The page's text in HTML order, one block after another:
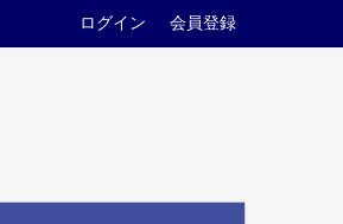
ログイン 会員登録